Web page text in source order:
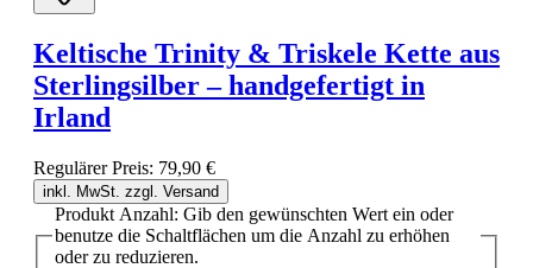
Keltische Trinity & Triskele Kette aus
Sterlingsilber – handgefertigt in
Irland
Regulärer Preis: 79,90 €
inkl. MwSt. zzgl. Versand
Produkt Anzahl: Gib den gewünschten Wert ein oder
benutze die Schaltflächen um die Anzahl zu erhöhen
oder zu reduzieren.